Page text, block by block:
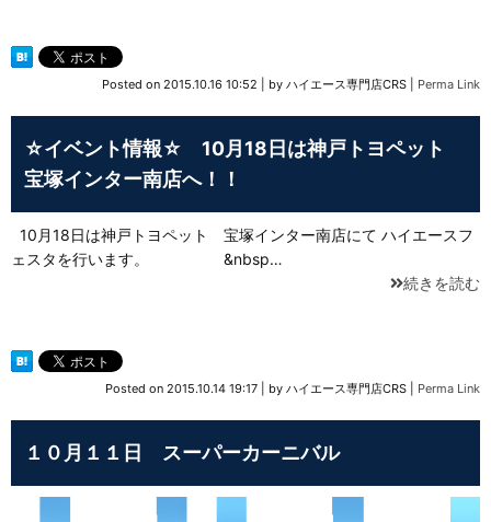
Posted on 2015.10.16 10:52 by ハイエース専門店CRS Perma Link
☆イベント情報☆ 10月18日は神戸トヨペット
宝塚インター南店へ！！
10月18日は神戸トヨペット 宝塚インター南店にて ハイエースフ
ェスタを行います。 &nbsp…
続きを読む
Posted on 2015.10.14 19:17 by ハイエース専門店CRS Perma Link
１０月１１日 スーパーカーニバル